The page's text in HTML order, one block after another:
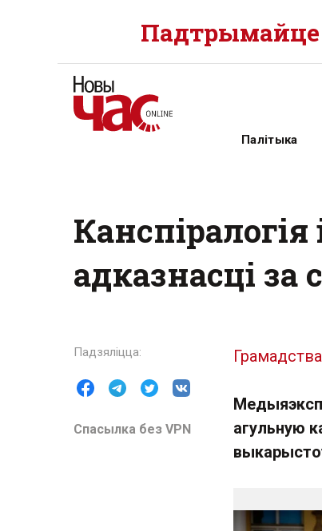
Падтрымайце
Палітыка
адказнасці за
Спасылка без VPN
Грамадства
агульную